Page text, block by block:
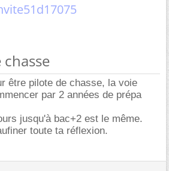
chasse
être pilote de chasse, la voie
par 2 années de prépa
jusqu'à bac+2 est le même.
toute ta réflexion.